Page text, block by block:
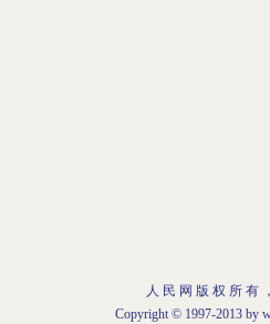
人 民 网 版 权 所 有
Copyright © 1997-2013 by